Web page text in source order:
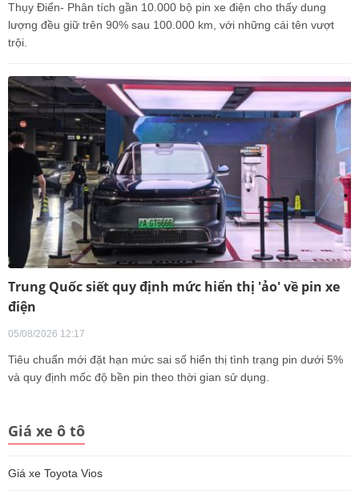
Thụy Điển- Phân tích gần 10.000 bộ pin xe điện cho thấy dung
lượng đều giữ trên 90% sau 100.000 km, với những cái tên vượt
trội.
Trung Quốc siết quy định mức hiển thị 'ảo' về pin xe
điện
05/08/2026 12:17
Tiêu chuẩn mới đặt hạn mức sai số hiển thị tình trạng pin dưới 5%
và quy định mốc độ bền pin theo thời gian sử dụng.
Giá xe ô tô
Giá xe Toyota Vios